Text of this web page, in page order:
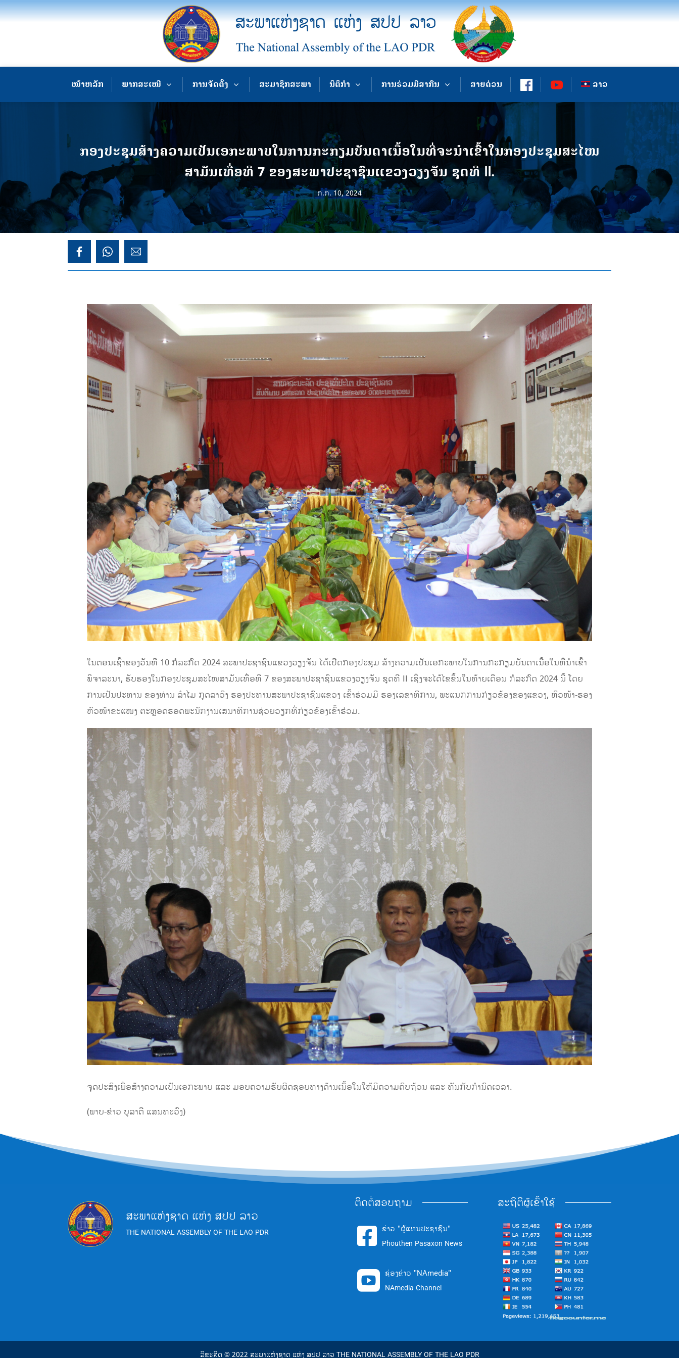
ໜ້າຫລັກ ພາກສະເໜີ ການຈັດຕັ້ງ ສະມາຊິກສະພາ ນິຕິກຳ ການຮ່ວມມືສາກົນ ສາຍດ່ວນ ລາວ
ກອງປະຊຸມສ້າງຄວາມເປັນເອກະພາບໃນການກະກຽມບັນດາເນື້ອໃນທີ່ຈະນໍາເຂົ້າໃນກອງປະຊຸມສະໄໜ
ສາມັນເທື່ອທີ 7 ຂອງສະພາປະຊາຊົນແຂວງວຽງຈັນ ຊຸດທີ II.
ກ.ກ. 10, 2024
ໃນຕອນເຊົ້າຂອງວັນທີ 10 ກໍລະກົດ 2024 ສະພາປະຊາຊົນແຂວງວຽງຈັນ ໄດ້ເປີດກອງປະຊຸມ ສ້າງຄວາມເປັນເອກະພາບໃນການກະກຽມບັນດາເນື້ອໃນທີ່ນໍາເຂົ້າ
ພິຈາລະນາ, ຮັບຮອງໃນກອງປະຊຸມສະໄໜສາມັນເທື່ອທີ 7 ຂອງສະພາປະຊາຊົນແຂວງວຽງຈັນ ຊຸດທີ II ເຊິ່ງຈະໄດ້ໄຂຂຶ້ນໃນທ້າຍເດືອນ ກໍລະກົດ 2024 ນີ້ ໂດຍ
ການເປັນປະທານ ຂອງທ່ານ ລໍາໄມ ກູດລາວົງ ຮອງປະທານສະພາປະຊາຊົນແຂວງ ເຂົ້າຮ່ວມມີ ຮອງເລຂາທິການ, ພະແນກການກ່ຽວຂ້ອງຂອງແຂວງ, ຫົວໜ້າ-ຮອງ
ຫົວໜ້າຂະແໜງ ຕະຫຼອດຮອດພະນັກງານເສນາທິການຊ່ວຍວຽກທີ່ກ່ຽວຂ້ອງເຂົ້າຮ່ວມ.
ຈຸດປະສົງເພື່ອສ້າງຄວາມເປັນເອກະພາບ ແລະ ມອບຄວາມຮັບຜິດຊອບທາງດ້ານເນື້ອໃນໃຫ້ມີຄວາມຄົບຖ້ວນ ແລະ ທັນກັບກໍານົດເວລາ.
(ພາບ-ຂ່າວ ບູລາຕີ ແສນທະວົງ)
ສະພາແຫ່ງຊາດ ແຫ່ງ ສປປ ລາວ
THE NATIONAL ASSEMBLY OF THE LAO PDR
ຕິດຕໍ່ສອບຖາມ
 ຂ່າວ "ຜູ້ແທນປະຊາຊົນ"
Phouthen Pasaxon News
 ຊ່ອງຂ່າວ "NAmedia"
NAmedia Channel
ສະຖິຕິຜູ້ເຂົ້າໃຊ້
ລິຂະສິດ © 2022 ສະພາແຫ່ງຊາດ ແຫ່ງ ສປປ ລາວ THE NATIONAL ASSEMBLY OF THE LAO PDR